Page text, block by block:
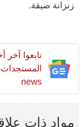
زنزانة ضيقة.
تابعوا آخر
news
مواد ذات